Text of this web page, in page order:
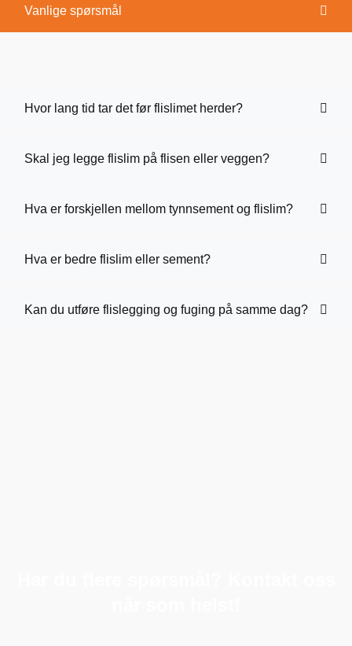
Vanlige spørsmål
Hvor lang tid tar det før flislimet herder?
Skal jeg legge flislim på flisen eller veggen?
Hva er forskjellen mellom tynnsement og flislim?
Hva er bedre flislim eller sement?
Kan du utføre flislegging og fuging på samme dag?